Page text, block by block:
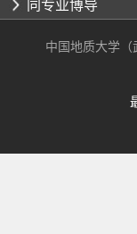
同专业博导
中国地质大学